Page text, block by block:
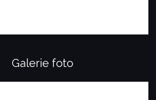
Galerie foto